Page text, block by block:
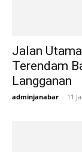
Jalan
Terendam
Langganan
adminjanabar - 11